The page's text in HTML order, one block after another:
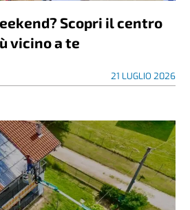
Scopri il centro
vicino a te
21 LUGLIO 2026